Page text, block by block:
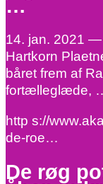
…
14. jan. 2021 —
Hartkorn
båret frem af
fortælleglæde,
http s://
de-roe…
De røg